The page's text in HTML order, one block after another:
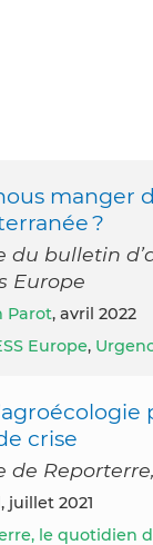
manger
?
du bulletin
Europe
Parot, avril 2022
Europe,
crise
de
juillet 2021
le quotidien